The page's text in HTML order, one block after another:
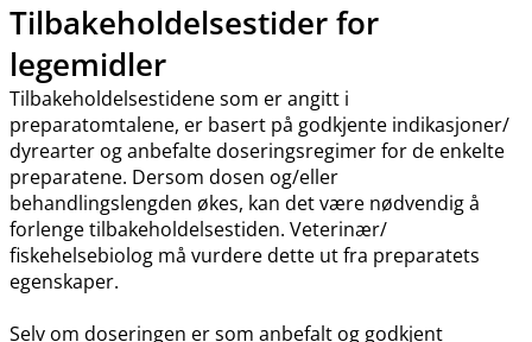
Tilbakeholdelsestider for
legemidler
Tilbakeholdelsestidene som er angitt i
preparatomtalene, er basert på godkjente indikasjoner​/​
dyrearter og anbefalte doseringsregimer for de enkelte
preparatene. Dersom dosen og​/​eller
behandlingslengden økes, kan det være nødvendig å
forlenge tilbakeholdelsestiden. Veterinær​/​
fiskehelsebiolog må vurdere dette ut fra preparatets
egenskaper.
Selv om doseringen er som anbefalt og godkjent